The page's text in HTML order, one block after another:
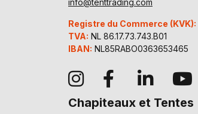
Registre du Commerce (KVK):
TVA: NL 86.17.73.743.B01
IBAN: NL85RABO0363653465
Chapiteaux et Tentes